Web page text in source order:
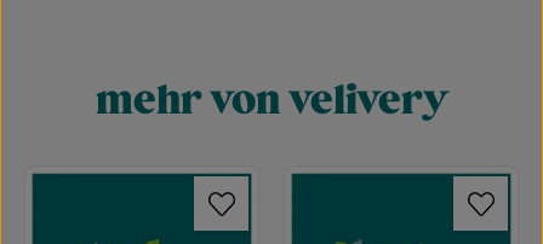
Produktgalerie überspringen
mehr von velivery